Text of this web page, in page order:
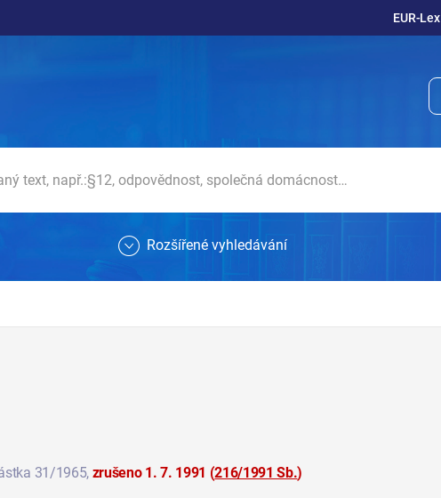
EUR-Lex
Rozšířené vyhledávání
31/1965, zrušeno 1. 7. 1991 (216/1991 Sb.)